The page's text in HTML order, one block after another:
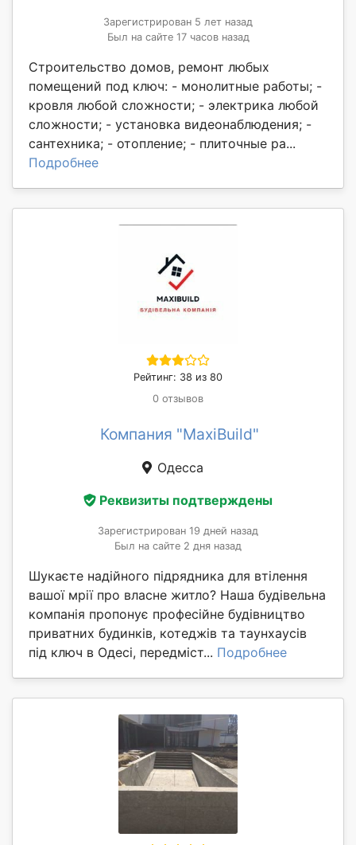
Зарегистрирован 5 лет назад
Был на сайте 17 часов назад
Строительство домов, ремонт любых
помещений под ключ: - монолитные работы; -
кровля любой сложности; - электрика любой
сложности; - установка видеонаблюдения; -
сантехника; - отопление; - плиточные ра...
Подробнее
Рейтинг: 38 из 80
0 отзывов
Компания "MaxiBuild"
Одесса
Реквизиты подтверждены
Зарегистрирован 19 дней назад
Был на сайте 2 дня назад
Шукаєте надійного підрядника для втілення
вашої мрії про власне житло? Наша будівельна
компанія пропонує професійне будівництво
приватних будинків, котеджів та таунхаусів
під ключ в Одесі, передміст... Подробнее